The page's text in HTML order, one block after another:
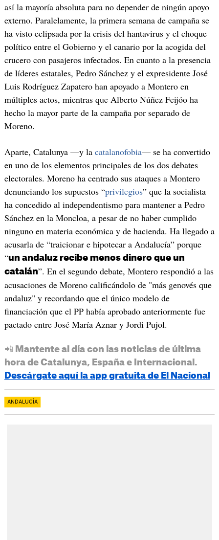
así la mayoría absoluta para no depender de ningún apoyo
externo. Paralelamente, la primera semana de campaña se
ha visto eclipsada por la crisis del hantavirus y el choque
político entre el Gobierno y el canario por la acogida del
crucero con pasajeros infectados. En cuanto a la presencia
de líderes estatales, Pedro Sánchez y el expresidente José
Luis Rodríguez Zapatero han apoyado a Montero en
múltiples actos, mientras que Alberto Núñez Feijóo ha
hecho la mayor parte de la campaña por separado de
Moreno.
Aparte, Catalunya —y la catalanofobia— se ha convertido
en uno de los elementos principales de los dos debates
electorales. Moreno ha centrado sus ataques a Montero
denunciando los supuestos “privilegios” que la socialista
ha concedido al independentismo para mantener a Pedro
Sánchez en la Moncloa, a pesar de no haber cumplido
ninguno en materia económica y de hacienda. Ha llegado a
acusarla de “traicionar e hipotecar a Andalucía” porque
“un andaluz recibe menos dinero que un
catalán”. En el segundo debate, Montero respondió a las
acusaciones de Moreno calificándolo de "más genovés que
andaluz" y recordando que el único modelo de
financiación que el PP había aprobado anteriormente fue
pactado entre José María Aznar y Jordi Pujol.
📲 Mantente al día con las noticias de última
hora de Catalunya, España e Internacional.
Descárgate aquí la app gratuita de El Nacional
ANDALUCÍA